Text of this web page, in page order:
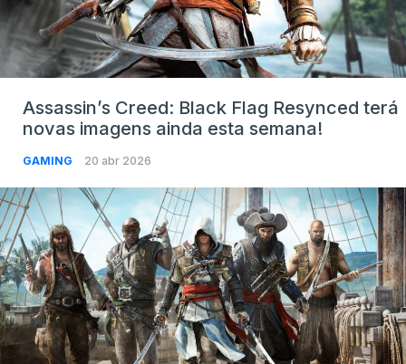
Assassin’s Creed: Black Flag Resynced terá
novas imagens ainda esta semana!
GAMING 20 abr 2026